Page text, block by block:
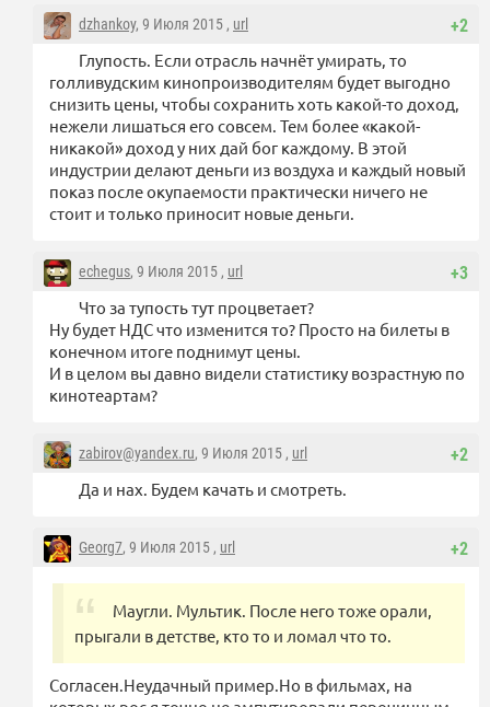
+2
dzhankoy, 9 Июля 2015 , url
Глупость. Если отрасль начнёт умирать, то
голливудским кинопроизводителям будет выгодно
снизить цены, чтобы сохранить хоть какой-то доход,
нежели лишаться его совсем. Тем более «какой-
никакой» доход у них дай бог каждому. В этой
индустрии делают деньги из воздуха и каждый новый
показ после окупаемости практически ничего не
стоит и только приносит новые деньги.
+3
echegus, 9 Июля 2015 , url
Что за тупость тут процветает?
Ну будет НДС что изменится то? Просто на билеты в
конечном итоге поднимут цены.
И в целом вы давно видели статистику возрастную по
кинотеартам?
+2
zabirov@yandex.ru, 9 Июля 2015 , url
Да и нах. Будем качать и смотреть.
+2
Georg7, 9 Июля 2015 , url
Маугли. Мультик. После него тоже орали,
прыгали в детстве, кто то и ломал что то.
Согласен.Неудачный пример.Но в фильмах, на